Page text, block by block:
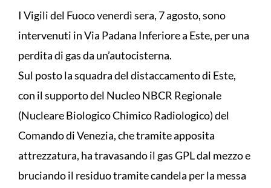
I Vigili del Fuoco venerdì sera, 7 agosto, sono
intervenuti in Via Padana Inferiore a Este, per una
perdita di gas da un’autocisterna.
Sul posto la squadra del distaccamento di Este,
con il supporto del Nucleo NBCR Regionale
(Nucleare Biologico Chimico Radiologico) del
Comando di Venezia, che tramite apposita
attrezzatura, ha travasando il gas GPL dal mezzo e
bruciando il residuo tramite candela per la messa